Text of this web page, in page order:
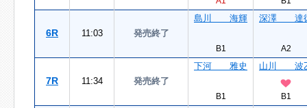
6R 11:03 発売終了
島川 海輝
B1
深澤 達
A2
7R 11:34 発売終了
下河 雅史
B1
山川 波
B1